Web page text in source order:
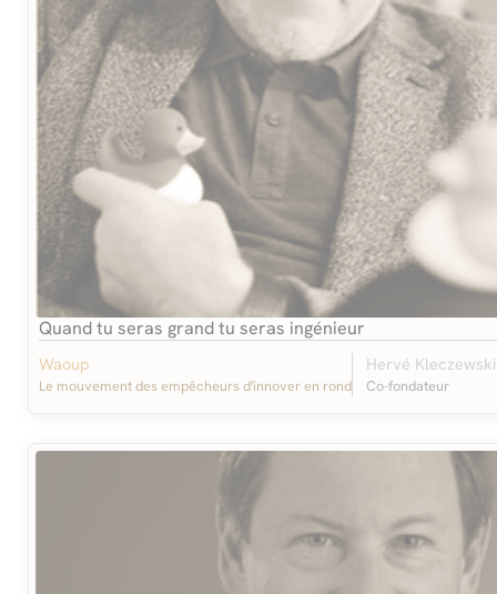
Quand tu seras grand tu seras ingénieur
Waoup
Le mouvement des empêcheurs d'innover en rond
Hervé Kleczewski
Co-fondateur